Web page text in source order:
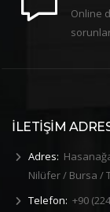
Online
İLETİŞİM
Adres:
Nilüfer / Bursa /
Telefon: +90